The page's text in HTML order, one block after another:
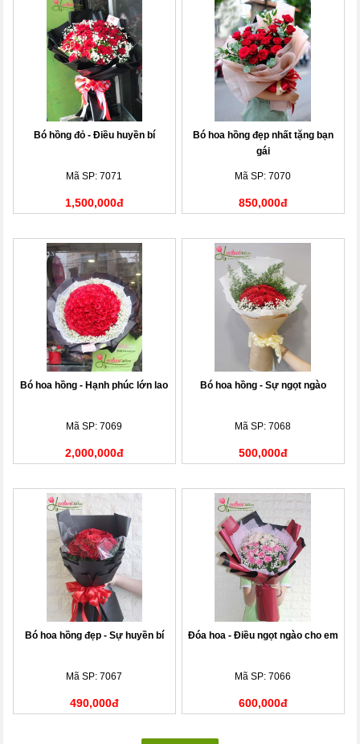
Bó hồng đỏ - Điều huyền bí
Mã SP: 7071
1,500,000đ
Bó hoa hồng đẹp nhất tặng bạn
gái
Mã SP: 7070
850,000đ
Bó hoa hồng - Hạnh phúc lớn lao
Mã SP: 7069
2,000,000đ
Bó hoa hồng - Sự ngọt ngào
Mã SP: 7068
500,000đ
Bó hoa hồng đẹp - Sự huyền bí
Mã SP: 7067
490,000đ
Đóa hoa - Điều ngọt ngào cho em
Mã SP: 7066
600,000đ